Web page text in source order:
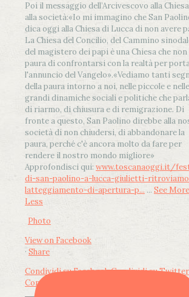
Poi il messaggio dell’Arcivescovo alla
alla società:«Io mi immagino che San
dica oggi alla Chiesa di Lucca di non avere
La Chiesa del Concilio, del Cammino
del magistero dei papi è una Chiesa che non
paura di confrontarsi con la realtà per
l'annuncio del Vangelo».«Vediamo tanti
della paura intorno a noi, nelle piccole e nelle
grandi dinamiche sociali e politiche che
di riarmo, di chiusura e di remigrazione. Di
fronte a questo, San Paolino direbbe alla
società di non chiudersi, di abbandonare la
paura, perché c'è ancora molto da fare per
rendere il nostro mondo migliore»
Approfondisci qui: www.toscanaoggi.it/
di-san-paolino-a-lucca-giulietti-
latteggiamento-di-apertura-p... ... See More
Less
Photo
View on Facebook
· Share
Condividi su FacebookCondividi su Twitter
Condividi su LinkedIn